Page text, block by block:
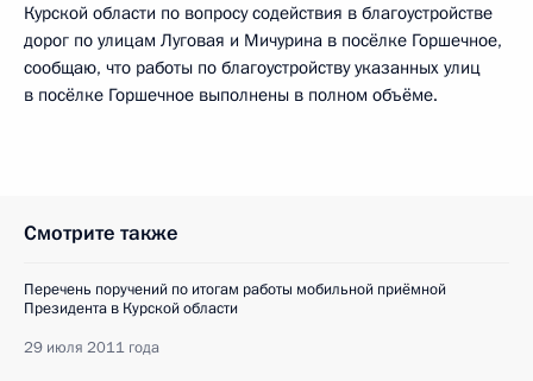
Курской области по вопросу содействия в благоустройстве
дорог по улицам Луговая и Мичурина в посёлке Горшечное,
сообщаю, что работы по благоустройству указанных улиц
в посёлке Горшечное выполнены в полном объёме.
Смотрите также
Перечень поручений по итогам работы мобильной приёмной
Президента в Курской области
29 июля 2011 года